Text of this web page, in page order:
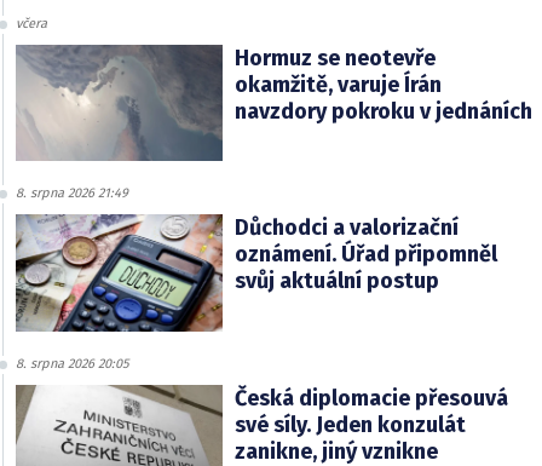
včera
Hormuz se neotevře
okamžitě, varuje Írán
navzdory pokroku v jednáních
8. srpna 2026 21:49
Důchodci a valorizační
oznámení. Úřad připomněl
svůj aktuální postup
8. srpna 2026 20:05
Česká diplomacie přesouvá
své síly. Jeden konzulát
zanikne, jiný vznikne